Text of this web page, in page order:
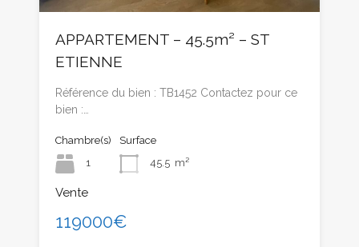
APPARTEMENT – 45.5m² – ST
ETIENNE
Référence du bien : TB1452 Contactez pour ce
bien :…
Chambre(s)
1
Surface
45.5 m²
Vente
119000€